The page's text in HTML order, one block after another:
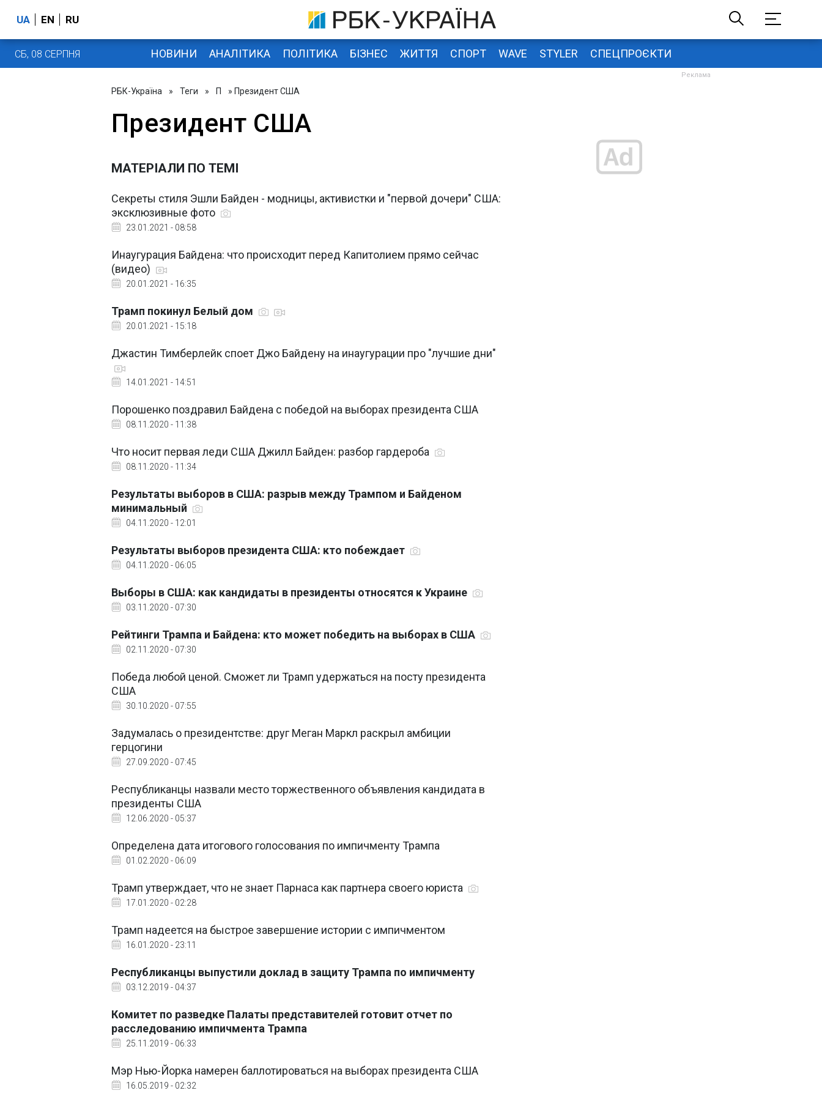
UA EN RU
СБ, 08 СЕРПНЯ НОВИНИ АНАЛІТИКА ПОЛІТИКА БІЗНЕС ЖИТТЯ СПОРТ WAVE STYLER СПЕЦПРОЄКТИ
РБК-Україна » Теги » П » Президент США
Президент США
МАТЕРІАЛИ ПО ТЕМІ
Секреты стиля Эшли Байден - модницы, активистки и "первой дочери" США:
эксклюзивные фото
23.01.2021 - 08:58
Инаугурация Байдена: что происходит перед Капитолием прямо сейчас
(видео)
20.01.2021 - 16:35
Трамп покинул Белый дом
20.01.2021 - 15:18
Джастин Тимберлейк споет Джо Байдену на инаугурации про "лучшие дни"
14.01.2021 - 14:51
Порошенко поздравил Байдена с победой на выборах президента США
08.11.2020 - 11:38
Что носит первая леди США Джилл Байден: разбор гардероба
08.11.2020 - 11:34
Результаты выборов в США: разрыв между Трампом и Байденом
минимальный
04.11.2020 - 12:01
Результаты выборов президента США: кто побеждает
04.11.2020 - 06:05
Выборы в США: как кандидаты в президенты относятся к Украине
03.11.2020 - 07:30
Рейтинги Трампа и Байдена: кто может победить на выборах в США
02.11.2020 - 07:30
Победа любой ценой. Сможет ли Трамп удержаться на посту президента
США
30.10.2020 - 07:55
Задумалась о президентстве: друг Меган Маркл раскрыл амбиции
герцогини
27.09.2020 - 07:45
Республиканцы назвали место торжественного объявления кандидата в
президенты США
12.06.2020 - 05:37
Определена дата итогового голосования по импичменту Трампа
01.02.2020 - 06:09
Трамп утверждает, что не знает Парнаса как партнера своего юриста
17.01.2020 - 02:28
Трамп надеется на быстрое завершение истории с импичментом
16.01.2020 - 23:11
Республиканцы выпустили доклад в защиту Трампа по импичменту
03.12.2019 - 04:37
Комитет по разведке Палаты представителей готовит отчет по
расследованию импичмента Трампа
25.11.2019 - 06:33
Мэр Нью-Йорка намерен баллотироваться на выборах президента США
16.05.2019 - 02:32